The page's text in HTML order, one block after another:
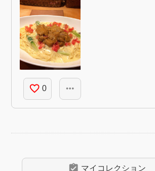
favorite_border 0 more_horiz
assignment_turned_in マイコレクション